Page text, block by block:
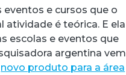
e cursos que o
atividade é teórica. E ela
escolas e eventos que
argentina vem
novo produto para a área